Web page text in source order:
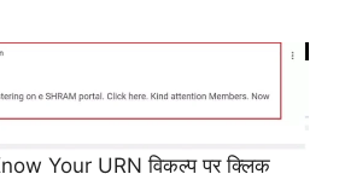
Your URN विकल्प पर क्लिक